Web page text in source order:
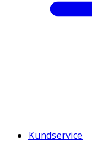
Kundservice